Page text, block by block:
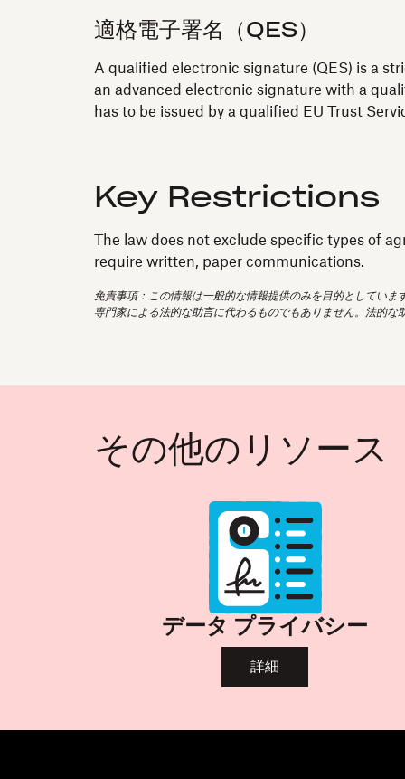
適格電子署名（QES）
A qualified electronic signature (QES) is a
an advanced electronic signature with a
has to be issued by a qualified EU Trust
Key Restrictions
The law does not exclude specific types of
require written, paper communications.
免責事項：この情報は一般的な情報提供のみを目的としてい
専門家による法的な助言に代わるものでもありません。法的
その他のリソース
データ プライバシー
詳細